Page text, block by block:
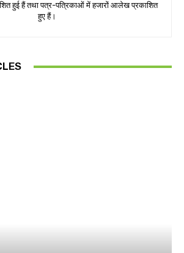
हुई हैं तथा पत्र-पत्रिकाओं में हजारों आलेख प्रकाशित
हुए हैं।